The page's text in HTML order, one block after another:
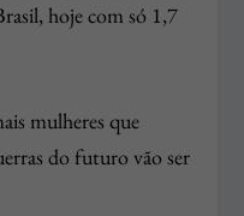
hoje com só 1,7
mulheres que
do futuro vão ser